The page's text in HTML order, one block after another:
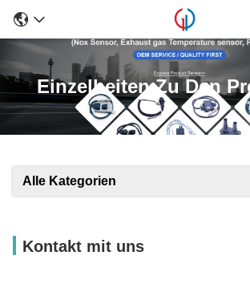
Einzelheiten Zu Den
Alle Kategorien
Kontakt mit uns